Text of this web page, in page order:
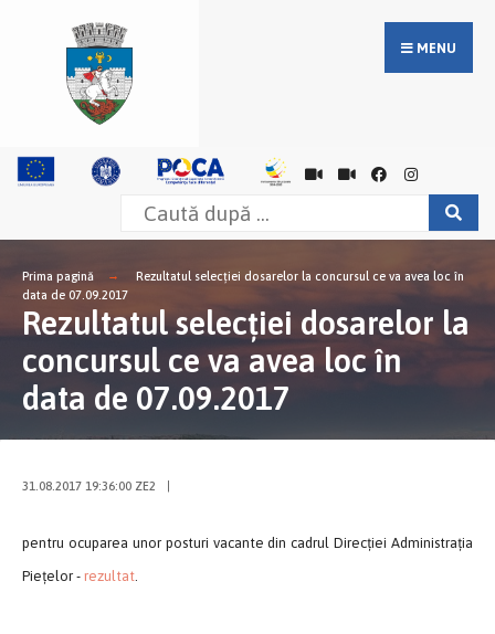
MENU
Prima pagină
Rezultatul selecţiei dosarelor la concursul ce va avea loc în
data de 07.09.2017
Rezultatul selecţiei dosarelor la
concursul ce va avea loc în
data de 07.09.2017
31.08.2017 19:36:00 ZE2
pentru ocuparea unor posturi vacante din cadrul Direcției Administrația
Piețelor - rezultat